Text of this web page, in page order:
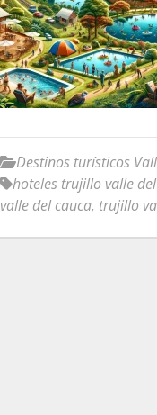
Destinos turísticos
hoteles trujillo valle
valle del cauca, trujillo